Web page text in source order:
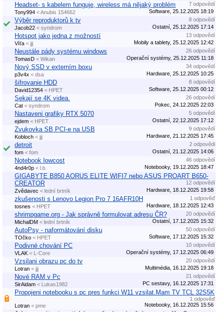
Headset- s kabelem funguje, wireless má nějaký problém
7 odpovědí
Tony994 < Anubis 154662 Software, 25.12.2025 18:19
Výběr reproduktorů k tv
8 odpovědí
Jacob22 < syndrom Ostatní, 25.12.2025 17:14
Hotspot jako jedna z možností
13 odpovědí
Víťa < jjj Mobily a tablety, 25.12.2025 12:42
Neustále pády systému windows
26 odpovědí
TomasD < Wikan Operační systémy, 25.12.2025 11:18
Nový SSD v externím boxu
34 odpovědí
p3v4x < dsa Hardware, 25.12.2025 10:25
šifrovanie HDD
8 odpovědí
David12354 < HPET Software, 25.12.2025 00:12
Sekají se 4K videa.
26 odpovědí
Cat < syndrom Pokec, 24.12.2025 22:03
Nastaveni grafiky RTX 5070
5 odpovědí
ejdem < HPET Ostatní, 22.12.2025 17:12
Zvukovka SB PCI-e na USB
9 odpovědí
Kobloch < jjj Hardware, 21.12.2025 17:45
detroit
2 odpovědi
fom < fom Ostatní, 21.12.2025 14:06
Notebook lowcost
46 odpovědí
4nd4r0p < l.b. Notebooky, 19.12.2025 18:47
GIGABYTE B850 AORUS ELITE WIFI7 nebo ASUS PROART B650-
CREATOR
12 odpovědí
Zvědavec < lední brtník Hardware, 18.12.2025 19:58
zkušenosti s Lenovo Legion Pro 7 16AFR10H
1 odpověď
tosnes < HPET Hardware, 18.12.2025 12:43
shrimpgame.org - Jak správně formulovat adresu ČR?
20 odpovědí
MichalDM < lední brtník Ostatní, 17.12.2025 15:32
AutoPsy - naformátování disku
50 odpovědí
TOčko < HPET Software, 17.12.2025 15:32
Podivné chování PC
10 odpovědí
VLAK < L-Core Operační systémy, 17.12.2025 06:49
Vzsilani obrazu pc do tv
20 odpovědí
Lotran < jjj Multimédia, 16.12.2025 19:18
Nové RAM v Pc
21 odpovědí
SirAidam < Lukas1982 PC sestavy, 16.12.2025 17:31
Propojeni notebooku s pc pres funkci W11 vzsilat.Mam TV TCL 32S5K
1 odpověď
Lotran < pme Notebooky, 16.12.2025 15:56